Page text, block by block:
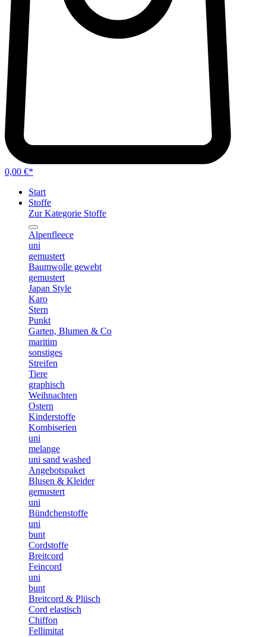
0,00 €*
Start
Stoffe
Zur Kategorie Stoffe
Alpenfleece
uni
gemustert
Baumwolle gewebt
gemustert
Japan Style
Karo
Stern
Punkt
Garten, Blumen & Co
maritim
sonstiges
Streifen
Tiere
graphisch
Weihnachten
Ostern
Kinderstoffe
Kombiserien
uni
melange
uni sand washed
Angebotspaket
Blusen & Kleider
gemustert
uni
Bündchenstoffe
uni
bunt
Cordstoffe
Breitcord
Feincord
uni
bunt
Breitcord & Plüsch
Cord elastisch
Chiffon
Fellimitat